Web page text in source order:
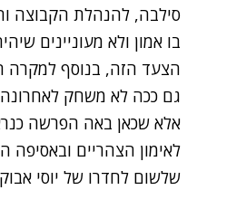
סילבה, להנהלת הקבוצה
בו אמון ולא מעוניינים
הצעד הזה, בנוסף למקרה
גם ככה לא משחק לאחרונה
אלא שכאן באה הפרשה
לאימון הצהריים ובאסיפה
שלשום לחדרו של יוסי